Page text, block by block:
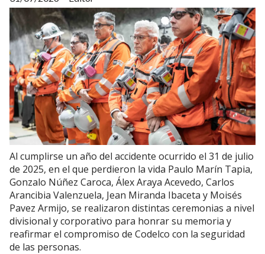
Al cumplirse un año del accidente ocurrido el 31 de julio
de 2025, en el que perdieron la vida Paulo Marín Tapia,
Gonzalo Núñez Caroca, Álex Araya Acevedo, Carlos
Arancibia Valenzuela, Jean Miranda Ibaceta y Moisés
Pavez Armijo, se realizaron distintas ceremonias a nivel
divisional y corporativo para honrar su memoria y
reafirmar el compromiso de Codelco con la seguridad
de las personas.